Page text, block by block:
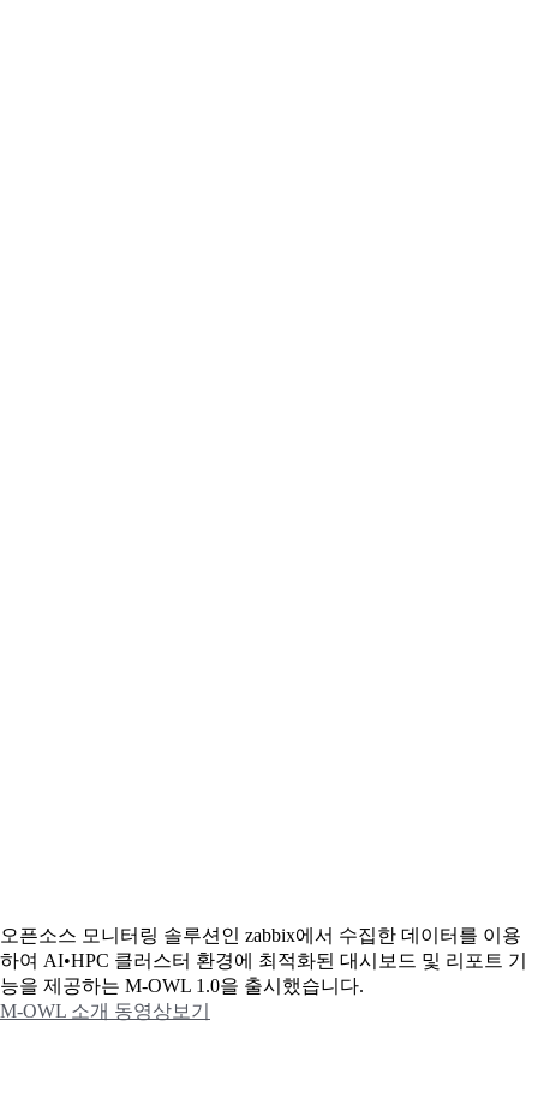
오픈소스 모니터링 솔루션인 zabbix에서 수집한 데이터를 이용
하여 AI•HPC 클러스터 환경에 최적화된 대시보드 및 리포트 기
능을 제공하는 M-OWL 1.0을 출시했습니다.
M-OWL 소개 동영상보기